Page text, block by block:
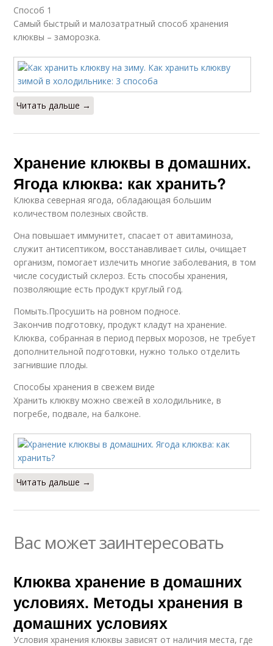
Способ 1
Самый быстрый и малозатратный способ хранения
клюквы – заморозка.
Читать дальше →
Хранение клюквы в домашних.
Ягода клюква: как хранить?
Клюква северная ягода, обладающая большим
количеством полезных свойств.
Она повышает иммунитет, спасает от авитаминоза,
служит антисептиком, восстанавливает силы, очищает
организм, помогает излечить многие заболевания, в том
числе сосудистый склероз. Есть способы хранения,
позволяющие есть продукт круглый год.
Помыть.Просушить на ровном подносе.
Закончив подготовку, продукт кладут на хранение.
Клюква, собранная в период первых морозов, не требует
дополнительной подготовки, нужно только отделить
загнившие плоды.
Способы хранения в свежем виде
Хранить клюкву можно свежей в холодильнике, в
погребе, подвале, на балконе.
Читать дальше →
Вас может заинтересовать
Клюква хранение в домашних
условиях. Методы хранения в
домашних условиях
Условия хранения клюквы зависят от наличия места, где